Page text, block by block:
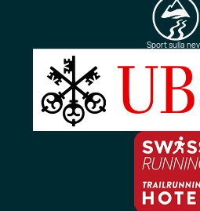
Sport sulla